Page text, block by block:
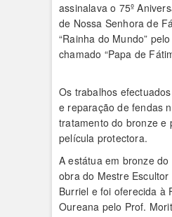
assinalava o 75º
de Nossa Senhora de
“Rainha do Mundo”
chamado “Papa de
Os trabalhos
e reparação de fendas
tratamento do bronze e
película protectora.
A estátua em bronze
obra do Mestre
Burriel e foi oferecida à
Oureana pelo Prof.